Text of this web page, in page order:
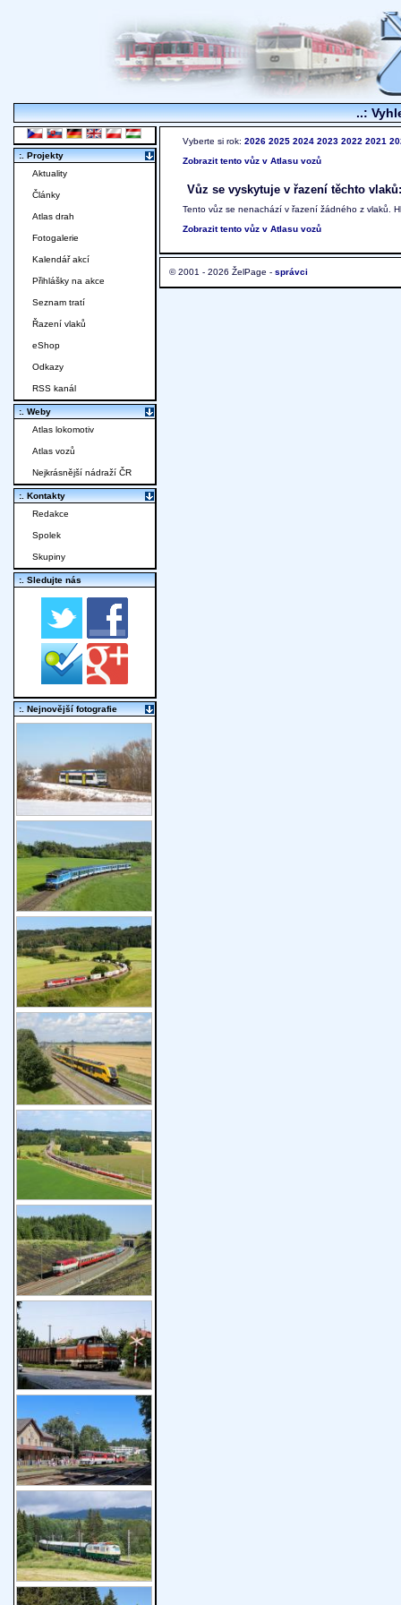
..:
Vyberte si rok: 2026 2025 2024 2023 2022 2021
Zobrazit tento vůz v Atlasu vozů
Vůz se vyskytuje v řazení těchto vlaků:
Tento vůz se nenachází v řazení žádného z vlaků.
Zobrazit tento vůz v Atlasu vozů
© 2001 - 2026 ŽelPage - správci
:. Projekty
Aktuality
Články
Atlas drah
Fotogalerie
Kalendář akcí
Přihlášky na akce
Seznam tratí
Řazení vlaků
eShop
Odkazy
RSS kanál
:. Weby
Atlas lokomotiv
Atlas vozů
Nejkrásnější nádraží ČR
:. Kontakty
Redakce
Spolek
Skupiny
:. Sledujte nás
:. Nejnovější fotografie